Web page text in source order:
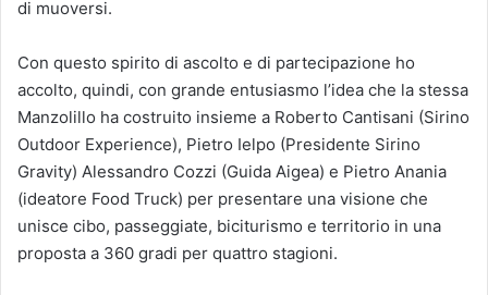
di muoversi.
Con questo spirito di ascolto e di partecipazione ho
accolto, quindi, con grande entusiasmo l’idea che la stessa
Manzolillo ha costruito insieme a Roberto Cantisani (Sirino
Outdoor Experience), Pietro Ielpo (Presidente Sirino
Gravity) Alessandro Cozzi (Guida Aigea) e Pietro Anania
(ideatore Food Truck) per presentare una visione che
unisce cibo, passeggiate, biciturismo e territorio in una
proposta a 360 gradi per quattro stagioni.